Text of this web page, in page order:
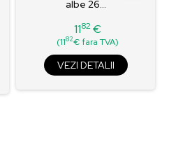
albe 26...
Pret
1182 €
(1182€ fara TVA)
VEZI DETALII